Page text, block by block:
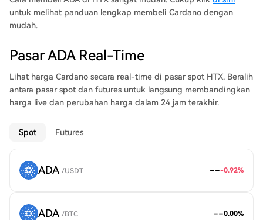
untuk melihat panduan lengkap membeli Cardano dengan
mudah.
Pasar ADA Real-Time
Lihat harga Cardano secara real-time di pasar spot HTX. Beralih
antara pasar spot dan futures untuk langsung membandingkan
harga live dan perubahan harga dalam 24 jam terakhir.
Spot Futures
ADA /USDT ---0.92%
ADA /BTC --0.00%